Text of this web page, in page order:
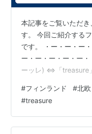
本記事をご覧いただ
す。 今回ご紹介する
です。 ・ー・ー・ー
ー・ー・ー・ー・ー
ーッレ) ⇔「treasure
⇔「」 () ⇔「」 ・ー
ー・ー・ー・ー・ー・
ー・ー・ー・ー・ー
ー・ まだまだフィン
#フィンランド #北欧
#treasure